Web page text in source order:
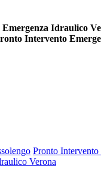
Idraulico
Intervento
Pronto
Verona